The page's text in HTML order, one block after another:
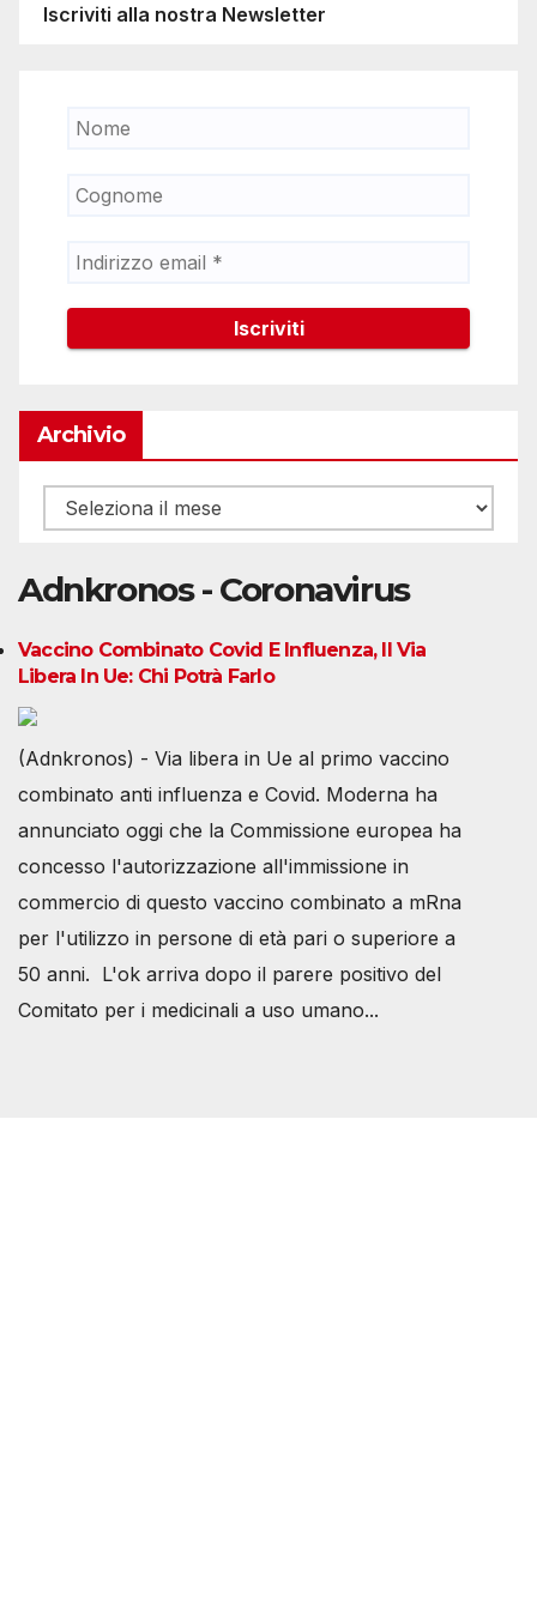
Iscriviti alla nostra Newsletter
Archivio
Archivio
Adnkronos - Coronavirus
Vaccino Combinato Covid E Influenza, Il Via
Libera In Ue: Chi Potrà Farlo
(Adnkronos) - Via libera in Ue al primo vaccino
combinato anti influenza e Covid. Moderna ha
annunciato oggi che la Commissione europea ha
concesso l'autorizzazione all'immissione in
commercio di questo vaccino combinato a mRna
per l'utilizzo in persone di età pari o superiore a
50 anni. L'ok arriva dopo il parere positivo del
Comitato per i medicinali a uso umano...